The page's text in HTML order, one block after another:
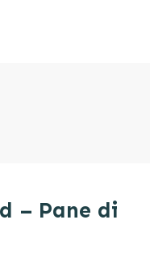
– Pane di